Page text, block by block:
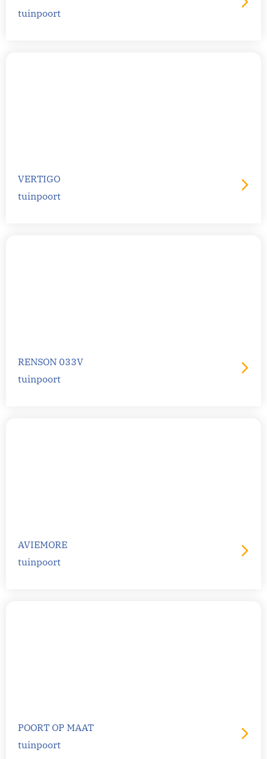
tuinpoort
VERTIGO
tuinpoort
RENSON 033V
tuinpoort
AVIEMORE
tuinpoort
POORT OP MAAT
tuinpoort